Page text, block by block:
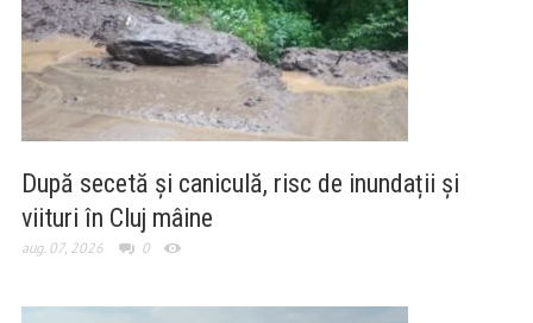
După secetă și caniculă, risc de inundații și
viituri în Cluj mâine
aug. 07, 2026 0